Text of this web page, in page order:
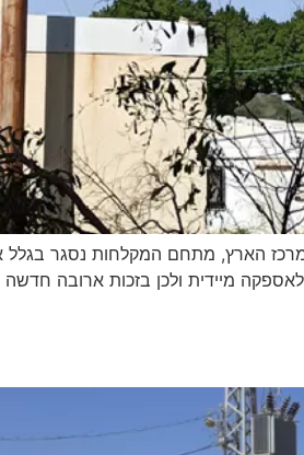
הארץ, מתחם המקלחות נסגר בגלל
מיידית ולכן בזכות ארובה חדשה